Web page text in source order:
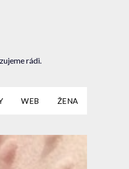
rádi.
WEB ŽENA